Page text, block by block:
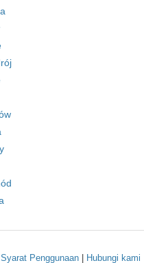
Syarat Penggunaan Hubungi kami